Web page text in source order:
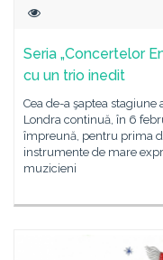
Seria „Concertelor
cu un trio inedit
Cea de-a şaptea stagiune
Londra continuă, în 6
împreună, pentru prima
instrumente de mare
muzicieni